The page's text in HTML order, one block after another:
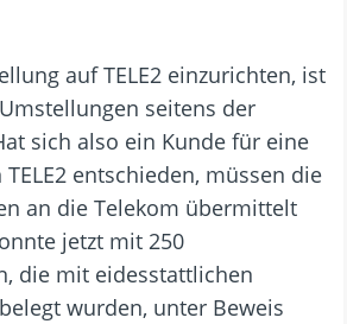
auf TELE2 einzurichten, ist
seitens der
sich also ein Kunde für eine
entschieden, müssen die
an die Telekom übermittelt
jetzt mit 250
die mit eidesstattlichen
wurden, unter Beweis